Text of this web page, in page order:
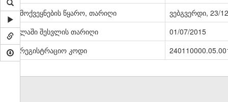
გამოქვეყნების წყარო, თარიღი
ვებგვერდი, 23/
ძალაში შესვლის თარიღი
01/07/2015
სარეგისტრაციო კოდი